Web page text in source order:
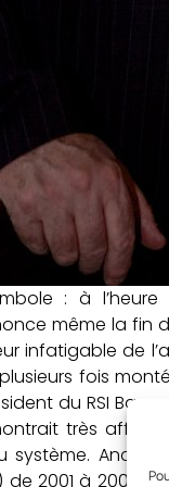
: à
même la fin
infatigable de
fois
du RSI
très
système.
2001 à 2005,